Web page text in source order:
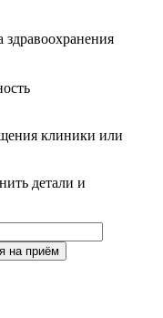
клиники или
детали и
на приём